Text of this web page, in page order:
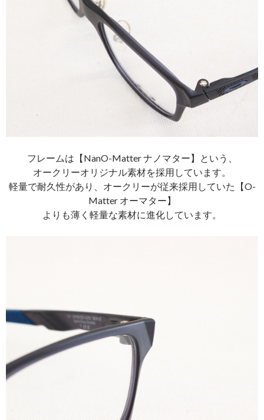
フレームは【NanO-Matter ナノマター】という、
オークリーオリジナル素材を採用しています。
軽量で耐久性があり、オークリーが従来採用していた【O-
Matter オーマター】
よりも薄く軽量な素材に進化しています。